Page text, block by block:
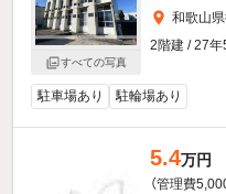
すべての写真
和歌山
2階建 / 27年
駐車場あり 駐輪場あり
5.4万円
（管理費